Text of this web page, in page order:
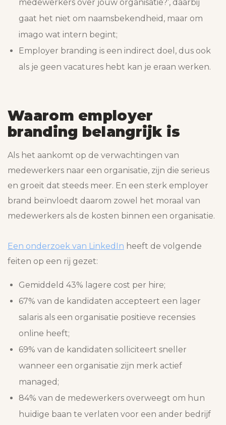
medewerkers over jouw organisatie?’, daarbij
gaat het niet om naamsbekendheid, maar om
imago wat intern begint;
Employer branding is een indirect doel, dus ook
als je geen vacatures hebt kan je eraan werken.
Waarom employer
branding belangrijk is
Als het aankomt op de verwachtingen van
medewerkers naar een organisatie, zijn die serieus
en groeit dat steeds meer. En een sterk employer
brand beïnvloedt daarom zowel het moraal van
medewerkers als de kosten binnen een organisatie.
Een onderzoek van LinkedIn heeft de volgende
feiten op een rij gezet:
Gemiddeld 43% lagere cost per hire;
67% van de kandidaten accepteert een lager
salaris als een organisatie positieve recensies
online heeft;
69% van de kandidaten solliciteert sneller
wanneer een organisatie zijn merk actief
managed;
84% van de medewerkers overweegt om hun
huidige baan te verlaten voor een ander bedrijf